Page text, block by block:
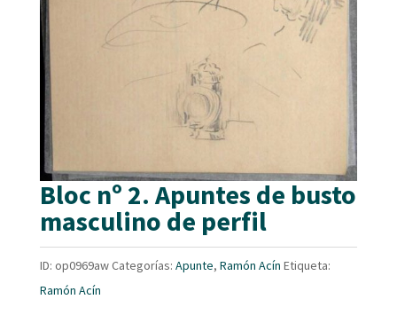
Bloc nº 2. Apuntes de busto
masculino de perfil
ID: op0969awCategorías: Apunte, Ramón Acín Etiqueta:
Ramón Acín